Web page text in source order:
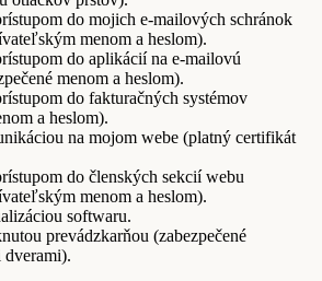
do mojich e-mailových schránok
menom a heslom).
do aplikácií na e-mailovú
menom a heslom).
do fakturačných systémov
a heslom).
na mojom webe (platný certifikát
do členských sekcií webu
menom a heslom).
softwaru.
prevádzkarňou (zabezpečené